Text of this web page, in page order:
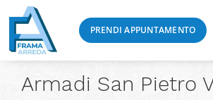
PRENDI APPUNTAMENTO
Armadi San Pietro